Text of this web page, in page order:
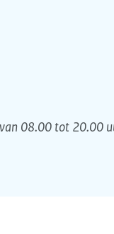
08.00 tot 20.00